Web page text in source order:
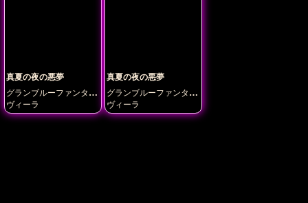
真夏の夜の悪夢
グランブルーファンタジ
ー
ヴィーラ
真夏の夜の悪夢
グランブルーファンタジ
ー
ヴィーラ